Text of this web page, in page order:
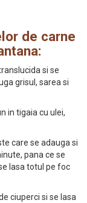
de carne
si se
grisul, sarea si
in tigaia cu ulei,
care se adauga si
pana ce se
lasa totul pe foc
ciuperci si se lasa